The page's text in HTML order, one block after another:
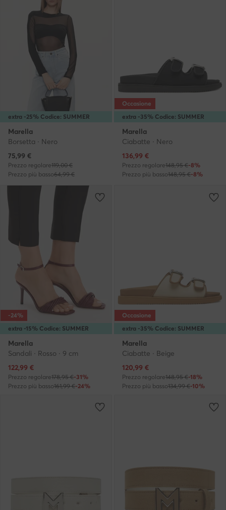
extra -25% Codice: SUMMER
Marella
Borsetta · Nero
Prezzo attuale
75,99 €
Prezzo regolare119,00 €
Prezzo più basso64,99 €
extra -35% Codice: SUMMER
Occasione
Marella
Ciabatte · Nero
Prezzo attuale
136,99 €
Prezzo regolare148,95 €-8%
Prezzo più basso148,95 €-8%
extra -15% Codice: SUMMER
-24%
Marella
Sandali · Rosso · 9 cm
Prezzo attuale
122,99 €
Prezzo regolare178,95 €-31%
Prezzo più basso161,99 €-24%
extra -35% Codice: SUMMER
Occasione
Marella
Ciabatte · Beige
Prezzo attuale
120,99 €
Prezzo regolare148,95 €-18%
Prezzo più basso134,99 €-10%